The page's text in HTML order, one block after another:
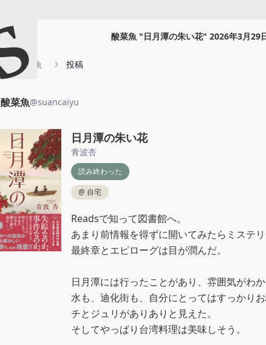
酸菜魚 "日月潭の朱い花" 2026年3月29
酸菜魚 投稿
酸菜魚@suancaiyu
日月潭の朱い花
青波杏
読み終わった
@ 自宅
Readsで知って図書館へ。
あまり前情報を得ずに開いてみたらミステ
最終章とエピローグは目が潤んだ。
日月潭には行ったことがあり、雰囲気がわ
水も、迪化街も、自分にとってはすっかり
チとジュリがありありと見えた。
そしてやっぱり台湾料理は美味しそう。